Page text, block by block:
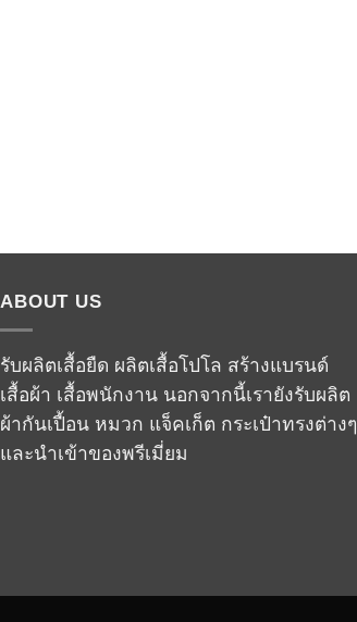
ABOUT US
รับผลิตเสื้อยืด ผลิตเสื้อโปโล สร้างแบรนด์
เสื้อผ้า เสื้อพนักงาน นอกจากนี้เรายังรับผลิต
ผ้ากันเปื้อน หมวก แจ็คเก็ต กระเป๋าทรงต่างๆ
และนำเข้าของพรีเมี่ยม